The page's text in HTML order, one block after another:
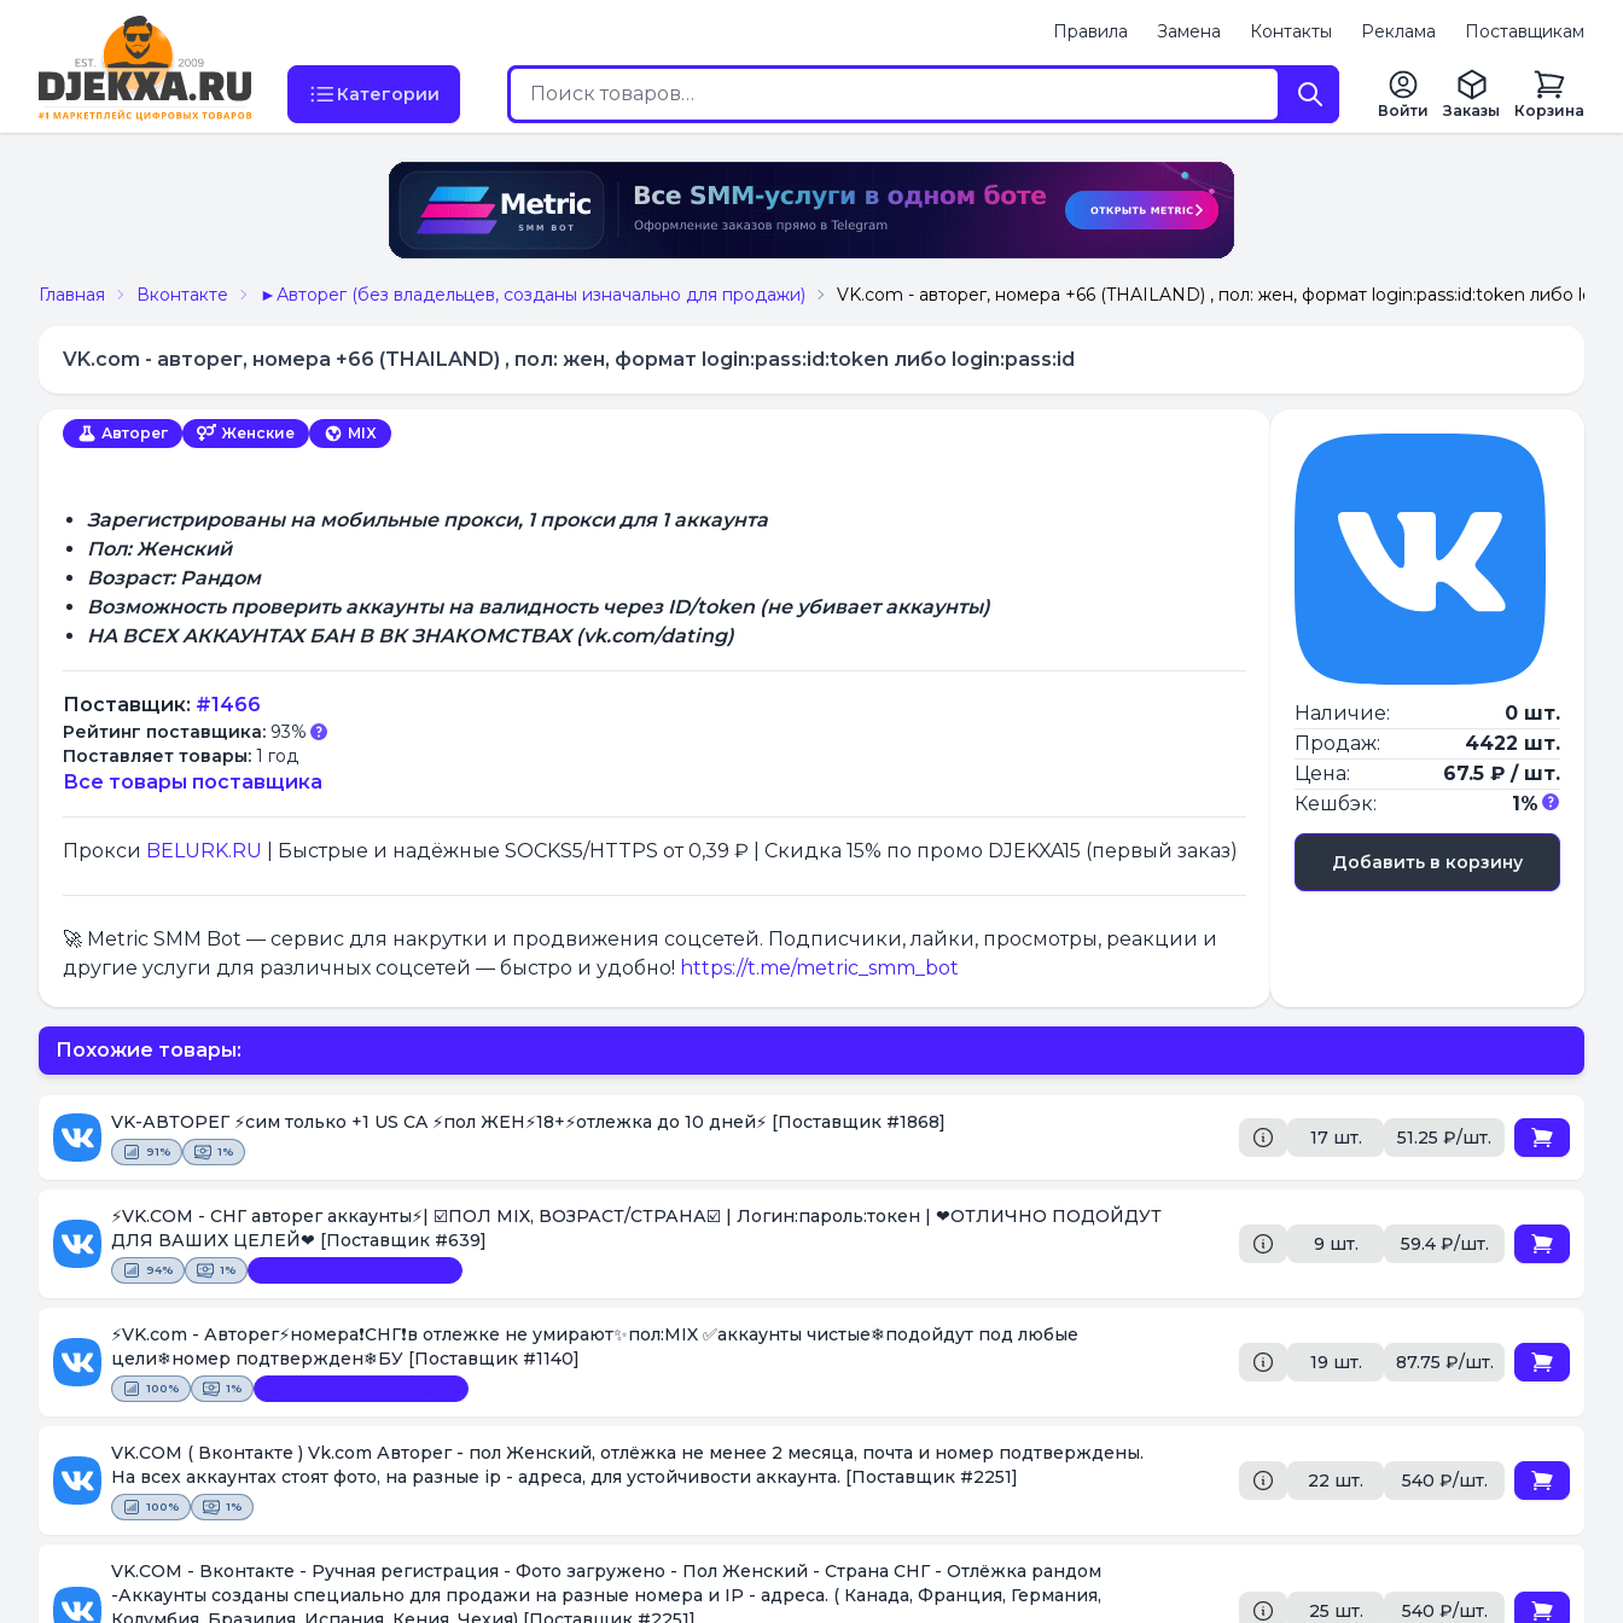
Правила Замена Контакты Реклама Поставщикам
Категории
Войти Заказы Корзина
Главная Вконтакте ►Авторег (без владельцев, созданы изначально для продажи) VK.com - авторег, номера +66 (THAILAND) , пол: жен, формат login:pass:id:token либо
VK.com - авторег, номера +66 (THAILAND) , пол: жен, формат login:pass:id:token либо login:pass:id
Авторег Женские MIX
Зарегистрированы на мобильные прокси, 1 прокси для 1 аккаунта
Пол: Женский
Возраст: Рандом
Возможность проверить аккаунты на валидность через ID/token (не убивает аккаунты)
НА ВСЕХ АККАУНТАХ БАН В ВК ЗНАКОМСТВАХ (vk.com/dating)
Поставщик: #1466
Рейтинг поставщика: 93%
Поставляет товары: 1 год
Все товары поставщика
Прокси BELURK.RU | Быстрые и надёжные SOCKS5/HTTPS от 0,39 ₽ | Скидка 15% по промо DJEKXA15 (первый заказ)
🚀 Metric SMM Bot — сервис для накрутки и продвижения соцсетей. Подписчики, лайки, просмотры, реакции и
другие услуги для различных соцсетей — быстро и удобно! https://t.me/metric_smm_bot
Наличие:
0 шт.
Продаж:
4422 шт.
Цена:
67.5 ₽ / шт.
Кешбэк:
1%
Добавить в корзину
Похожие товары:
VK-АВТОРЕГ ⚡️сим только +1 US CA ⚡️пол ЖЕН⚡️18+⚡️отлежка до 10 дней⚡️ [Поставщик #1868]
91% 1%
17 шт. 51.25 ₽/шт.
⚡️VK.COM - СНГ авторег аккаунты⚡️| ☑️ПОЛ MIX, ВОЗРАСТ/СТРАНА☑️ | Логин:пароль:токен | ❤ОТЛИЧНО ПОДОЙДУТ
ДЛЯ ВАШИХ ЦЕЛЕЙ❤ [Поставщик #639]
94% 1%
9 шт. 59.4 ₽/шт.
⚡VK.com - Авторег⚡номера❗СНГ❗в отлежке не умирают✨пол:MIX ✅аккаунты чистые❄подойдут под любые
цели❄номер подтвержден❄БУ [Поставщик #1140]
100% 1%
19 шт. 87.75 ₽/шт.
VK.COM ( Вконтакте ) Vk.com Авторег - пол Женский, отлёжка не менее 2 месяца, почта и номер подтверждены.
На всех аккаунтах стоят фото, на разные ip - адреса, для устойчивости аккаунта. [Поставщик #2251]
100% 1%
22 шт. 540 ₽/шт.
VK.COM - Вконтакте - Ручная регистрация - Фото загружено - Пол Женский - Страна СНГ - Отлёжка рандом
-Аккаунты созданы специально для продажи на разные номера и IP - адреса. ( Канада, Франция, Германия,
25 шт. 540 ₽/шт.